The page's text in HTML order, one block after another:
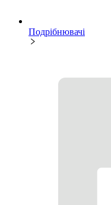
Подрібнювачі